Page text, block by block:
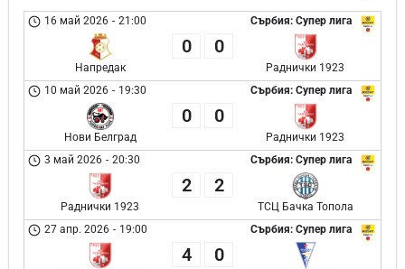
Сърбия: Супер лига
16 май 2026 - 21:00
Напредак
0 0
Раднички 1923
Сърбия: Супер лига
10 май 2026 - 19:30
Нови Белград
0 0
Раднички 1923
Сърбия: Супер лига
3 май 2026 - 20:30
Раднички 1923
2 2
ТСЦ Бачка Топола
Сърбия: Супер лига
27 апр. 2026 - 19:00
4 0